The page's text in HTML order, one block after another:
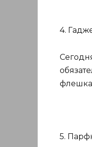
4.
5.